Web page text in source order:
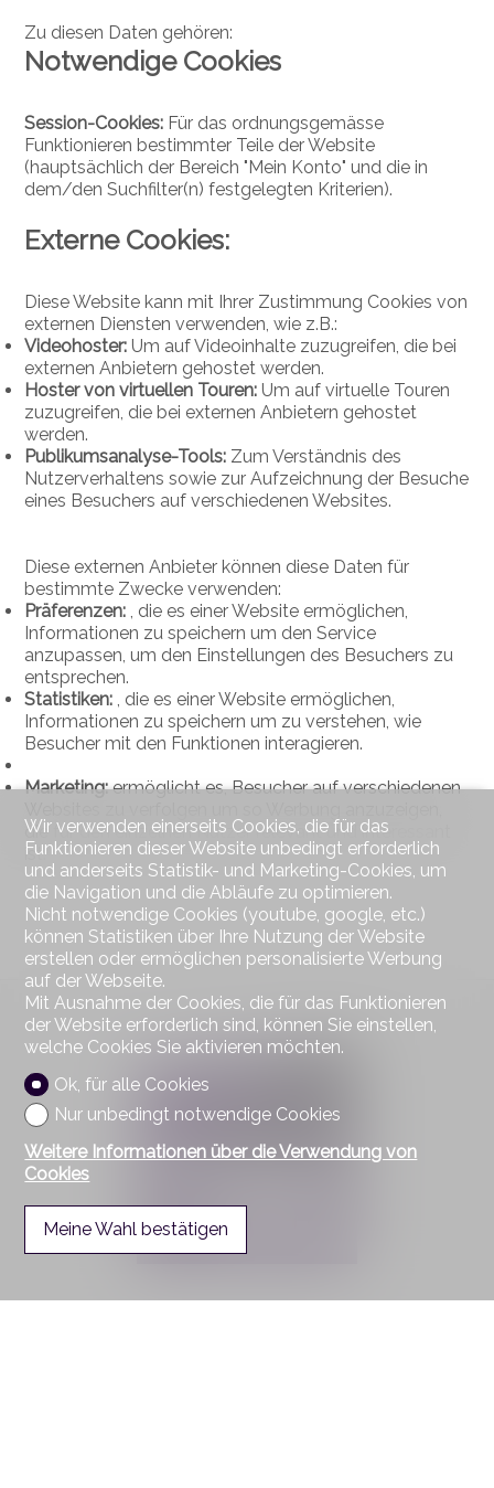
Zu diesen Daten gehören:
Notwendige Cookies
Session-Cookies: Für das ordnungsgemässe
Funktionieren bestimmter Teile der Website
(hauptsächlich der Bereich "Mein Konto" und die in
dem/den Suchfilter(n) festgelegten Kriterien).
Externe Cookies:
Diese Website kann mit Ihrer Zustimmung Cookies von
externen Diensten verwenden, wie z.B.:
Videohoster:Um auf Videoinhalte zuzugreifen, die bei
externen Anbietern gehostet werden.
Hoster von virtuellen Touren:Um auf virtuelle Touren
zuzugreifen, die bei externen Anbietern gehostet
werden.
Publikumsanalyse-Tools: Zum Verständnis des
Nutzerverhaltens sowie zur Aufzeichnung der Besuche
eines Besuchers auf verschiedenen Websites.
Diese externen Anbieter können diese Daten für
bestimmte Zwecke verwenden:
Präferenzen:
, die es einer Website ermöglichen,
Informationen zu speichern um den Service
anzupassen, um den Einstellungen des Besuchers zu
entsprechen.
Statistiken:
, die es einer Website ermöglichen,
Informationen zu speichern um zu verstehen, wie
Besucher mit den Funktionen interagieren.
Marketing:ermöglicht es, Besucher auf verschiedenen
die für den einzelnen Nutzer relevant und interessant
ist.
Wir verwenden einerseits Cookies, die für das
Funktionieren dieser Website unbedingt erforderlich
und anderseits Statistik- und Marketing-Cookies, um
die Navigation und die Abläufe zu optimieren.
Nicht notwendige Cookies (youtube, google, etc.)
können Statistiken über Ihre Nutzung der Website
erstellen oder ermöglichen personalisierte Werbung
auf der Webseite.
Mit Ausnahme der Cookies, die für das Funktionieren
der Website erforderlich sind, können Sie einstellen,
welche Cookies Sie aktivieren möchten.
Ok, für alle Cookies
Nur unbedingt notwendige Cookies
Weitere Informationen über die Verwendung von
Cookies
Meine Wahl bestätigen